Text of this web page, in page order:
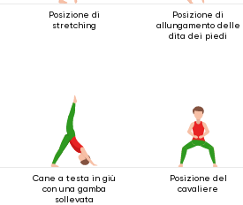
Posizione di
stretching
Posizione di
allungamento delle
dita dei piedi
Cane a testa in giù
con una gamba
sollevata
Posizione del
cavaliere